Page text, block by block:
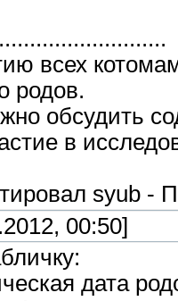
всех
родов.
обсудить
в
syub -
00:50]
дата